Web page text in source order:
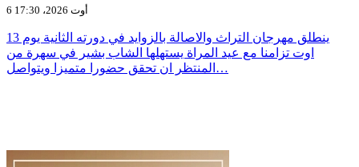
6 أوت 2026، 17:30
ينطلق مهرجان التراث والاصالة بالزوايد في دورته الثانية يوم 13
اوت تزامنا مع عيد المراة يستهلها الشاب بشير في سهرة من
المنتظر ان تحقق حضورا متميزا ويتواصل…